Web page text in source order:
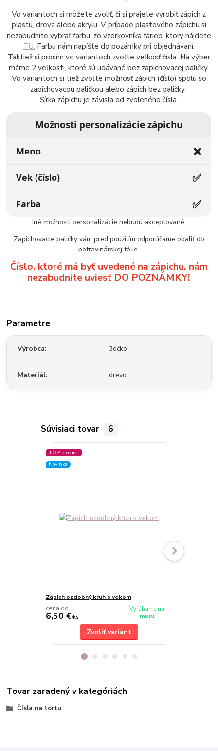
Vo variantoch si môžete zvoliť, či si prajete vyrobiť zápich z
plastu, dreva alebo akrylu. V prípade plastového zápichu si
nezabudnite vybrať farbu, zo vzorkovníka farieb, ktorý nájdete
TU. Farbu nám napíšte do pozámky pri objednávaní.
Taktiež si prosím vo variantoch zvoľte veľkosť čísla. Na výber
máme 2 veľkosti, ktoré sú udávané bez zapichovacej paličky.
Vo variantoch si tiež zvoľte možnosť zápich (číslo) spolu so
zapichovacou paličkou alebo zápich bez paličky.
Šírka zápichu je závisla od zvoleného čísla.
Možnosti personalizácie zápichu
Meno ❌
Vek (číslo) ✅
Farba ✅
Iné možnosti personalizácie nebudú akceptované.
Zapichovacie paličky vám pred použitím odporúčame obaliť do
potravinárskej fólie.
Číslo, ktoré má byť uvedené na zápichu, nám
nezabudnite uviesť DO POZNÁMKY!
Parametre
Výrobca 3dčko
Materiál drevo
Súvisiaci tovar 6
TOP produkt
Novinka
Zápich ozdobný kruh s vekom
cena od
6,50 €/ks
Vyrábame na
mieru
Zvoliť variant
Tovar zaradený v kategóriách
Čísla na tortu